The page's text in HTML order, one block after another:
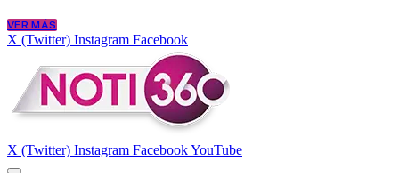
VER MÁS
X (Twitter) Instagram Facebook
X (Twitter) Instagram FacebookYouTube